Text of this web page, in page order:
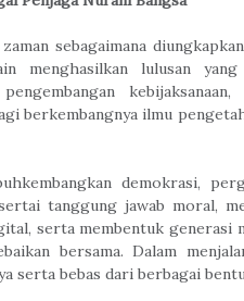
sebagaimana
menghasilkan lulusan
berkembangnya ilmu
demokrasi,
tanggung jawab moral,
serta membentuk generasi
bersama. Dalam
serta bebas dari berbagai